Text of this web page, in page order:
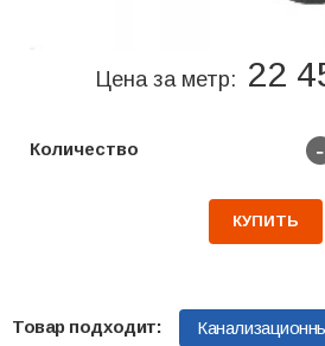
Цена за метр: 22
Количество -
КУПИТЬ